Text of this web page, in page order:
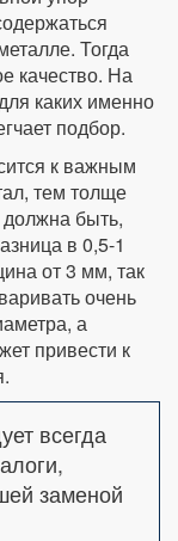
Тогда
качество. На
каких именно
подбор.
к важным
тем толще
быть,
в 0,5-1
от 3 мм, так
очень
а
привести к
всегда
заменой